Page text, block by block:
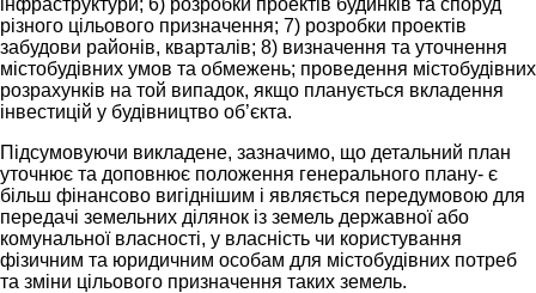
різного цільового призначення; 7) розробки проектів
забудови районів, кварталів; 8) визначення та уточнення
містобудівних умов та обмежень; проведення містобудівних
розрахунків на той випадок, якщо планується вкладення
інвестицій у будівництво об’єкта.
Підсумовуючи викладене, зазначимо, що детальний план
уточнює та доповнює положення генерального плану- є
більш фінансово вигіднішим і являється передумовою для
передачі земельних ділянок із земель державної або
комунальної власності, у власність чи користування
фізичним та юридичним особам для містобудівних потреб
та зміни цільового призначення таких земель.